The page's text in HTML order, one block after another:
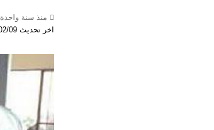
اخر تحديث 2025/02/09 at 3:58 مساءً
منذ سنة واحدة